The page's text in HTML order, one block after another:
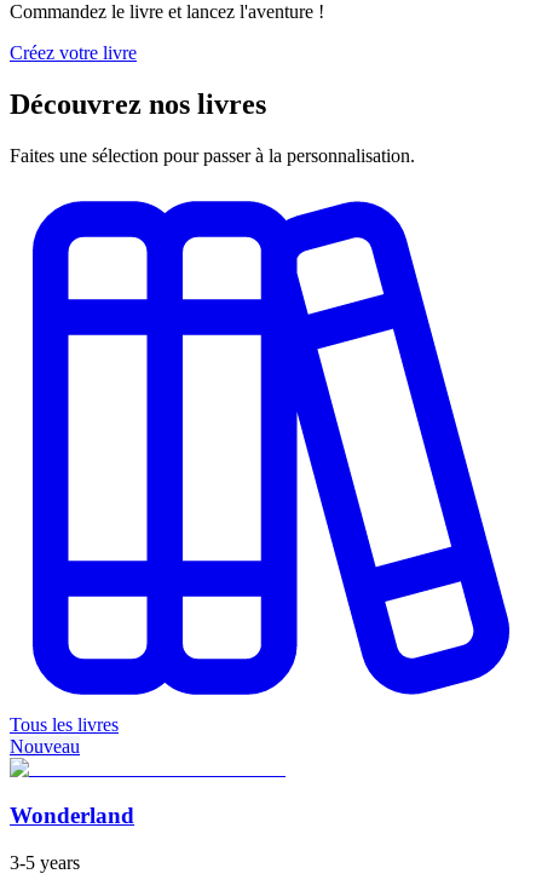
Commandez le livre et lancez l'aventure !
Créez votre livre
Découvrez nos livres
Faites une sélection pour passer à la personnalisation.
Tous les livres
Nouveau
Wonderland
3-5 years